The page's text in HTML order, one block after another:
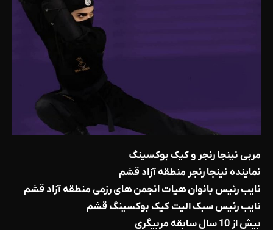
مربی نینجا رنجر و کیک بوکسینگ
نماینده نینجا رنجر منطقه آزاد قشم
نایب رئیس بانوان هیات انجمن های رزمی منطقه آزاد قشم
نایب رئیس سبک الیت کیک بوکسینگ قشم
بیش از 10 سال سابقه مربیگری